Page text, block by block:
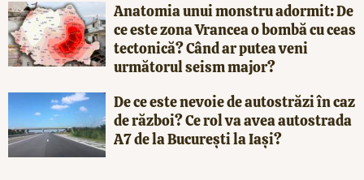
Anatomia unui monstru adormit: De
ce este zona Vrancea o bombă cu ceas
tectonică? Când ar putea veni
următorul seism major?
De ce este nevoie de autostrăzi în caz
de război? Ce rol va avea autostrada
A7 de la București la Iași?